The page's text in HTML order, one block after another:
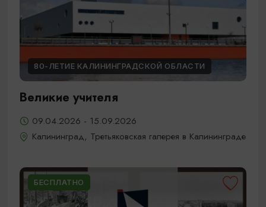
80-ЛЕТИЕ КАЛИНИНГРАДСКОЙ ОБЛАСТИ
Великие учителя
09.04.2026 - 15.09.2026
Калининград, Третьяковская галерея в Калининграде
БЕСПЛАТНО